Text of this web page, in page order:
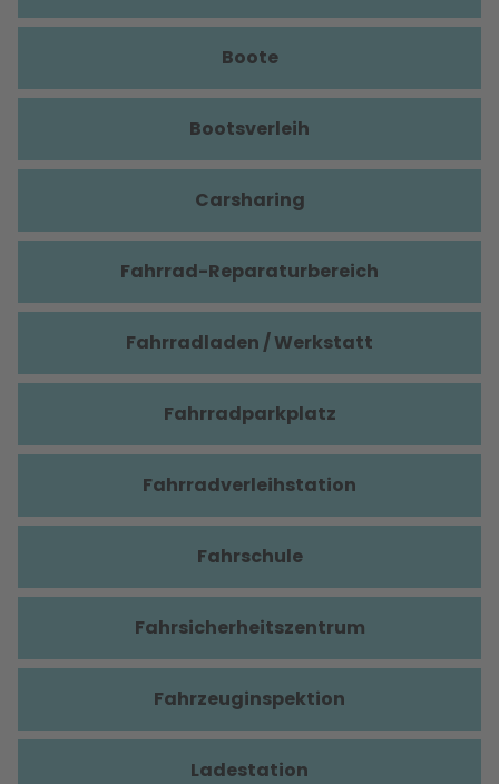
Boote
Bootsverleih
Carsharing
Fahrrad-Reparaturbereich
Fahrradladen / Werkstatt
Fahrradparkplatz
Fahrradverleihstation
Fahrschule
Fahrsicherheitszentrum
Fahrzeuginspektion
Ladestation